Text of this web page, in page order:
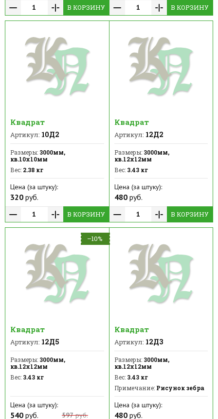
В КОРЗИНУ В КОРЗИНУ
Квадрат
Артикул: 10Д2
Размеры: 3000мм,
кв.10х10мм
Вес: 2.38 кг
Цена (за штуку):
320 руб.
В КОРЗИНУ
Квадрат
Артикул: 12Д2
Размеры:3000мм,
кв.12х12мм
Вес:3.43 кг
Цена (за штуку):
480руб.
В КОРЗИНУ
–10%
Квадрат
Артикул: 12Д5
Размеры: 3000мм,
кв.12х12мм
Вес: 3.43 кг
Цена (за штуку):
540 руб. 597руб.
Квадрат
Артикул: 12Д3
Размеры:3000мм,
кв.12х12мм
Вес:3.43 кг
Примечание:Рисунок зебра
Цена (за штуку):
480руб.